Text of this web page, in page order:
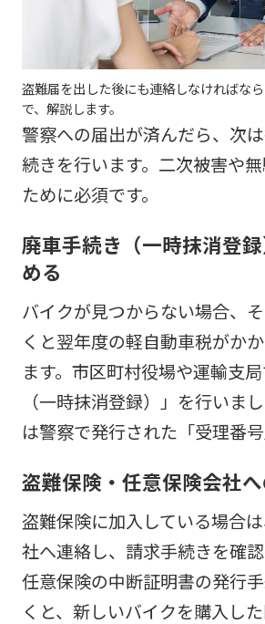
盗難届を出した後にも連絡しなければな
で、解説します。
警察への届出が済んだら、次
続きを行います。二次被害や
ために必須です。
廃車手続き（一時抹消登
める
バイクが見つからない場合、
くと翌年度の軽自動車税がか
ます。市区町村役場や運輸支
（一時抹消登録）」を行いま
は警察で発行された「受理番号
盗難保険・任意保険会社
盗難保険に加入している場合
社へ連絡し、請求手続きを確認
任意保険の中断証明書の発行
くと、新しいバイクを購入し